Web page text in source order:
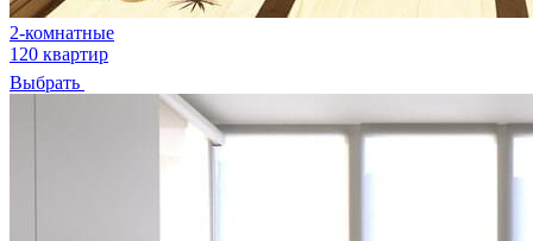
2-комнатные
120 квартир
Выбрать